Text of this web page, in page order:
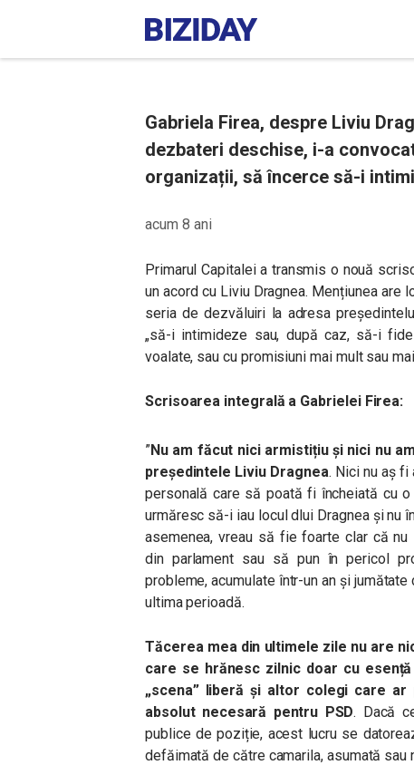
Gabriela Firea, despre Liviu
dezbateri deschise, i-a
organizații, să încerce să-i
acum 8 ani
Primarul Capitalei a transmis o nouă
un acord cu Liviu Dragnea. Mențiunea are
seria de dezvăluiri la adresa
„să-i intimideze sau, după caz, să-i
voalate, sau cu promisiuni mai mult sau
Scrisoarea integrală a Gabrielei Firea:
”Nu am făcut nici armistițiu și nici nu
președintele Liviu Dragnea. Nici nu aș fi
personală care să poată fi încheiată cu
urmăresc să-i iau locul dlui Dragnea și nu
asemenea, vreau să fie foarte clar că
din parlament sau să pun în pericol
probleme, acumulate într-un an și
ultima perioadă.
Tăcerea mea din ultimele zile nu are
care se hrănesc zilnic doar cu
„scena” liberă și altor colegi care
absolut necesară pentru PSD. Dacă
publice de poziție, acest lucru se
defăimată de către camarila, asumată sau